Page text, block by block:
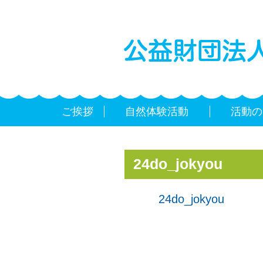
ご挨拶 自然体験活動 活動
24do_jokyou
24do_jokyou